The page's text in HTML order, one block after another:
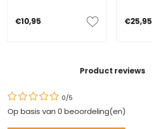
€10,95 €25,95
Product reviews
0/5
Op basis van 0 beoordeling(en)